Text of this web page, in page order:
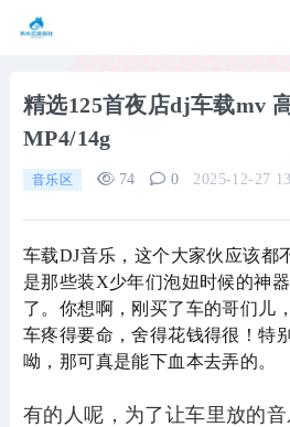
精选125首夜店dj车载mv
MP4/14g
音乐区 74 0 2025-12-27
车载DJ音乐，这个大家伙应该都
是那些装X少年们泡妞时候的神
了。你想啊，刚买了车的哥们儿
车疼得要命，舍得花钱得很！特
呦，那可真是能下血本去弄的。
有的人呢，为了让车里放的音